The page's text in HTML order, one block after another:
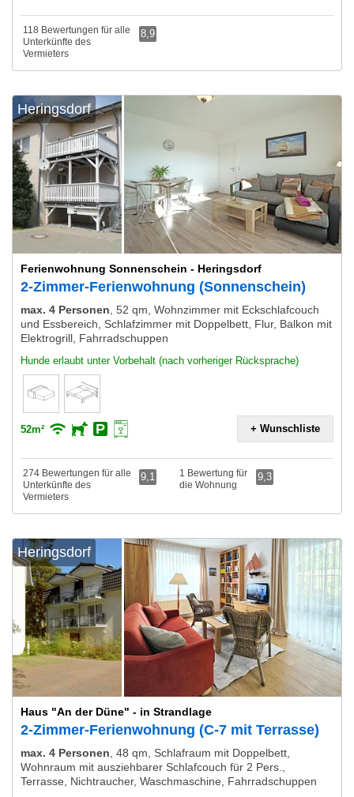
118 Bewertungen für alle
Unterkünfte des
Vermieters
8,9
Heringsdorf
Ferienwohnung Sonnenschein - Heringsdorf
2-Zimmer-Ferienwohnung (Sonnenschein)
max. 4 Personen 52 qm, Wohnzimmer mit Eckschlafcouch
und Essbereich, Schlafzimmer mit Doppelbett, Flur, Balkon mit
Elektrogrill, Fahrradschuppen
Hunde erlaubt unter Vorbehalt (nach vorheriger Rücksprache)
52m² + Wunschliste
274 Bewertungen für alle
Unterkünfte des
Vermieters
9,1
1 Bewertung für
die Wohnung
9,3
Heringsdorf
Haus "An der Düne" - in Strandlage
2-Zimmer-Ferienwohnung (C-7 mit Terrasse)
max. 4 Personen 48 qm, Schlafraum mit Doppelbett,
Wohnraum mit ausziehbarer Schlafcouch für 2 Pers.,
Terrasse, Nichtraucher, Waschmaschine, Fahrradschuppen